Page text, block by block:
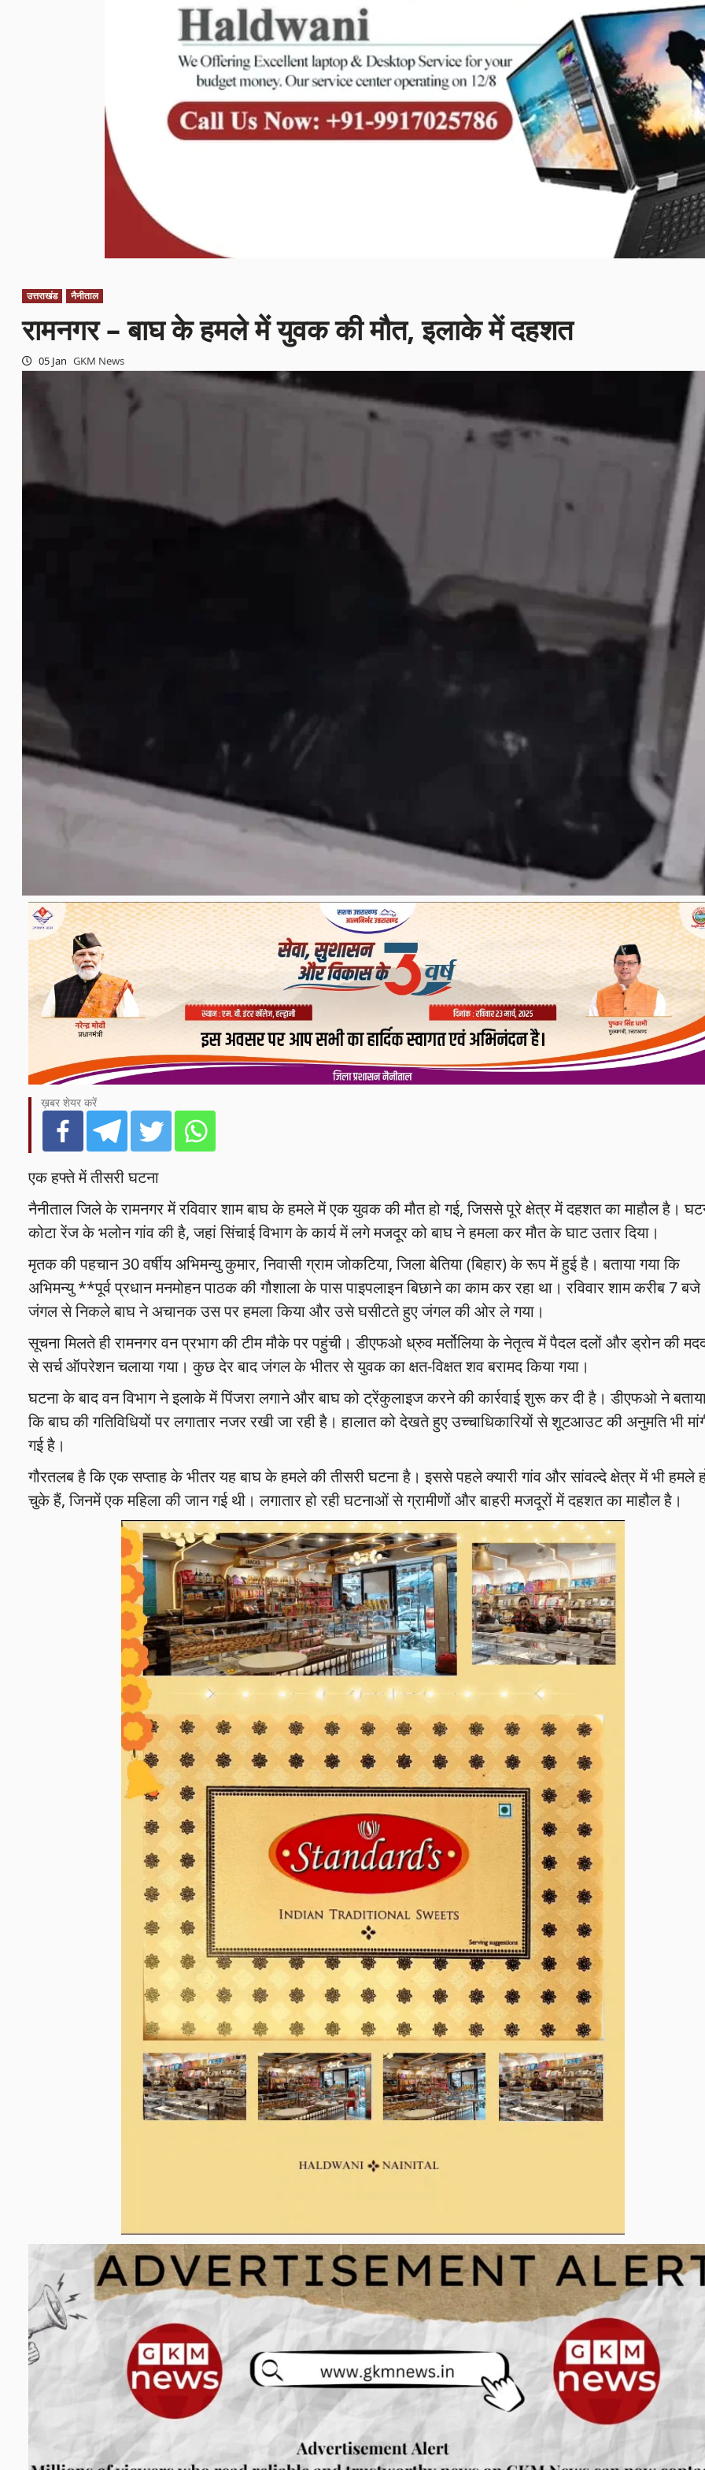
उत्तराखंड नैनीताल
रामनगर – बाघ के हमले में युवक की मौत, इलाके में दहशत
05 Jan GKM News
ख़बर शेयर करें
एक हफ्ते में तीसरी घटना
नैनीताल जिले के रामनगर में रविवार शाम बाघ के हमले में एक युवक की मौत हो गई, जिससे पूरे क्षेत्र में दहशत का माहौल है।
कोटा रेंज के भलोन गांव की है, जहां सिंचाई विभाग के कार्य में लगे मजदूर को बाघ ने हमला कर मौत के घाट उतार दिया।
मृतक की पहचान 30 वर्षीय अभिमन्यु कुमार, निवासी ग्राम जोकटिया, जिला बेतिया (बिहार) के रूप में हुई है। बताया गया कि
अभिमन्यु **पूर्व प्रधान मनमोहन पाठक की गौशाला के पास पाइपलाइन बिछाने का काम कर रहा था। रविवार शाम करीब 7 बजे
जंगल से निकले बाघ ने अचानक उस पर हमला किया और उसे घसीटते हुए जंगल की ओर ले गया।
सूचना मिलते ही रामनगर वन प्रभाग की टीम मौके पर पहुंची। डीएफओ ध्रुव मर्तोलिया के नेतृत्व में पैदल दलों और ड्रोन की
से सर्च ऑपरेशन चलाया गया। कुछ देर बाद जंगल के भीतर से युवक का क्षत-विक्षत शव बरामद किया गया।
घटना के बाद वन विभाग ने इलाके में पिंजरा लगाने और बाघ को ट्रेंकुलाइज करने की कार्रवाई शुरू कर दी है। डीएफओ ने
कि बाघ की गतिविधियों पर लगातार नजर रखी जा रही है। हालात को देखते हुए उच्चाधिकारियों से शूटआउट की अनुमति भी
गई है।
गौरतलब है कि एक सप्ताह के भीतर यह बाघ के हमले की तीसरी घटना है। इससे पहले क्यारी गांव और सांवल्दे क्षेत्र में भी हमले
चुके हैं, जिनमें एक महिला की जान गई थी। लगातार हो रही घटनाओं से ग्रामीणों और बाहरी मजदूरों में दहशत का माहौल है।